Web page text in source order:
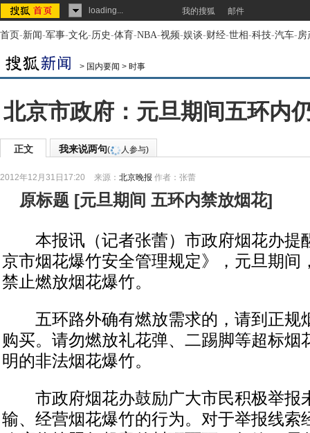
loading... 我的搜狐 邮件
首页-新闻-军事-文化-历史-体育-NBA-视频-娱谈-财经-世相-科技-汽车-房
> 国内要闻 > 时事
北京市政府：元旦期间五环内
正文 我来说两句( 人参与)
2012年12月31日17:20 来源： 北京晚报 作者：张蕾
原标题 [元旦期间 五环内禁放烟花]
本报讯（记者张蕾）市政府烟花办提
京市烟花爆竹安全管理规定》，元旦期间
禁止燃放烟花爆竹。
五环路外确有燃放需求的，请到正规
购买。请勿燃放礼花弹、二踢脚等超标烟
明的非法烟花爆竹。
市政府烟花办鼓励广大市民积极举报
输、经营烟花爆竹的行为。对于举报线索